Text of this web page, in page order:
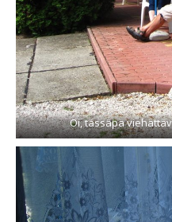
Oi, tässäpä